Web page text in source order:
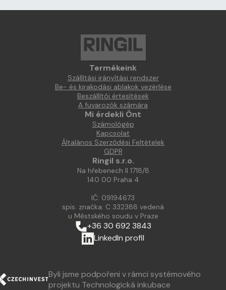
Termékeink
Szállítási irányítási rendszer
Be- és kirakodási ablakok vezérlése
Beszállítói értesítések
A fuvarozók számára
Mi érdekli Önt
Számológép
Kapcsolat
Általános Szerződési Feltételek
GDPR
Ringil s.r.o.
Na hřebenech II 1718/8
140 00 Praha 4
IČ: 09194673
spis. značka: C 332388 vedená
u Městského soudu v Praze
+36 30 692 3843
LinkedIn profil
Byli jsme podpořeni v rámci systémového
projektu Technologická inkubace